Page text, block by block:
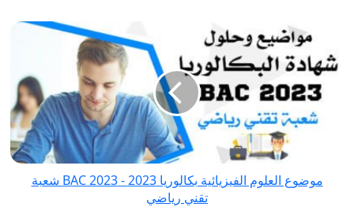
موضوع
الفيزيائية
بكالوريا
2023
2023 شعبة
تقني
موضوع العلوم الفيزيائية بكالوريا 2023 - BAC 2023 شعبة
تقني رياضي